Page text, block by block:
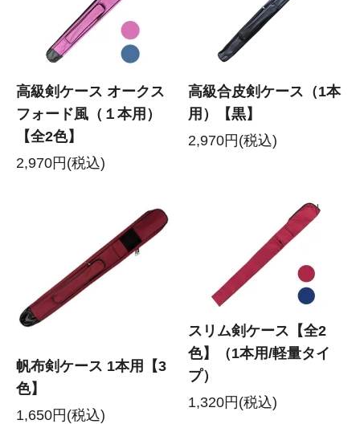
高級剣ケース オークス
フォード風（１本用）
【全2色】
2,970円(税込)
高級合皮剣ケース（1本
用）【黒】
2,970円(税込)
帆布剣ケース 1本用【3
色】
1,650円(税込)
スリム剣ケース【全2
色】（1本用/軽量タイ
プ）
1,320円(税込)